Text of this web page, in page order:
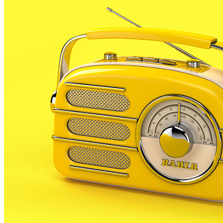
mitjana d’entre sis i onze minuts.
Durant dos anys Adif estarà treballant al tram del
estació no es pugui utilitzar com a capçalera de part
que circulen per l’estació, entre elles la del
manera que es canviaran alguns horaris A més,
obres i també per la gestió del trànsit a la capital, que
En el cas de la línia 1, els viatgers que agafin el
dotze en alguns trens determinats.
Per contra, tots els combois pararan a les estacions
emergència. Renfe ha elaborat un pla que inclou
recórrer a la carretera.